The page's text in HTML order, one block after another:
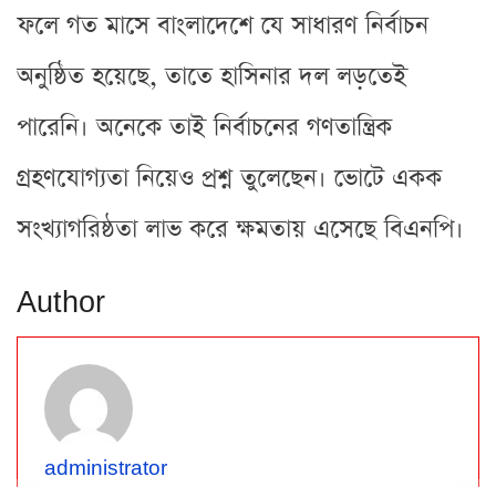
ফলে গত মাসে বাংলাদেশে যে সাধারণ নির্বাচন
অনুষ্ঠিত হয়েছে, তাতে হাসিনার দল লড়তেই
পারেনি। অনেকে তাই নির্বাচনের গণতান্ত্রিক
গ্রহণযোগ্যতা নিয়েও প্রশ্ন তুলেছেন। ভোটে একক
সংখ্যাগরিষ্ঠতা লাভ করে ক্ষমতায় এসেছে বিএনপি।
Author
administrator